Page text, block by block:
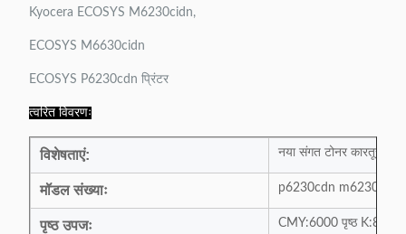
Kyocera ECOSYS M6230cidn,
ECOSYS M6630cidn
ECOSYS P6230cdn प्रिंटर
त्वरित विवरणः
विशेषताएं: नया संगत टोनर कारतूस
मॉडल संख्याः p6230cdn m6230cidn
पृष्ठ उपजः CMY:6000 पृष्ठ K:8000